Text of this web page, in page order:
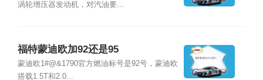
涡轮增压器发动机，对汽油要...
福特蒙迪欧加92还是95
蒙迪欧1#@&1790官方燃油标号是92号，蒙迪欧
搭载1.5T和2.0...